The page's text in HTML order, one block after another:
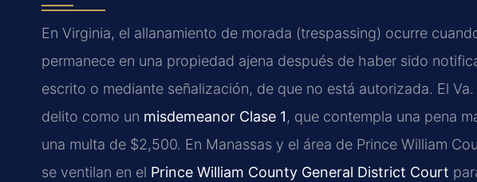
En Virginia, el allanamiento de morada (trespassing) ocurre
permanece en una propiedad ajena después de haber sido
escrito o mediante señalización, de que no está autorizada. El
delito como un misdemeanor Clase 1, que contempla una pena
una multa de $2,500. En Manassas y el área de Prince William
se ventilan en el Prince William County General District Court